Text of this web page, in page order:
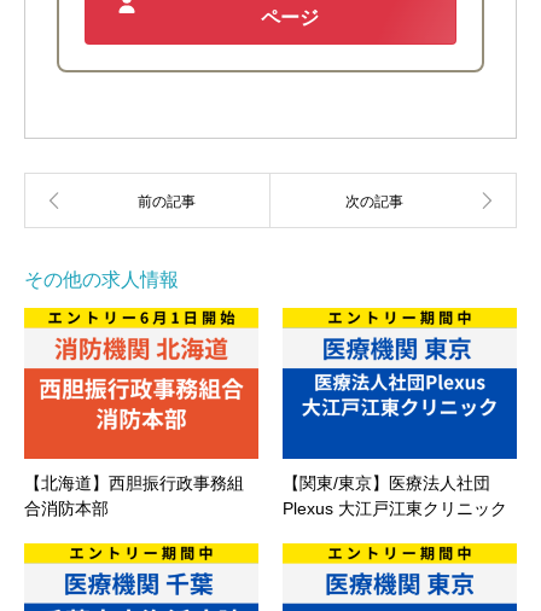
ページ
その他の求人情報
【北海道】西胆振行政事務組
合消防本部
【関東/東京】医療法人社団
Plexus 大江戸江東クリニック